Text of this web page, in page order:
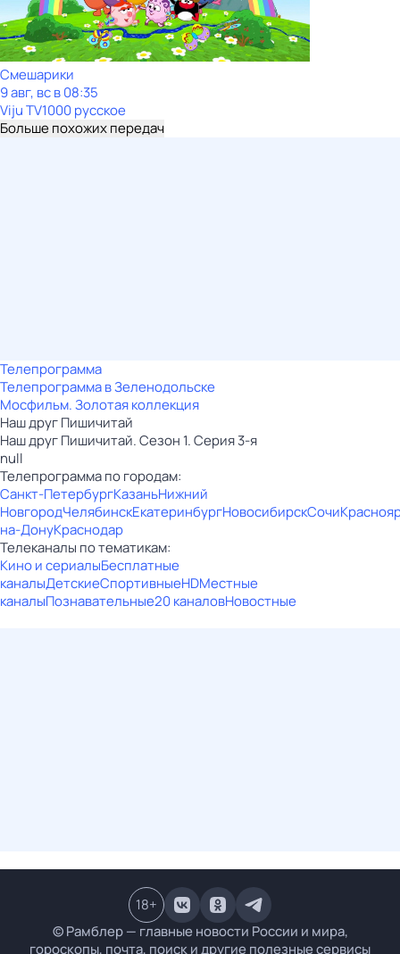
Смешарики
9 авг, вс в 08:35
Viju TV1000 русское
Больше похожих передач
Телепрограмма
Телепрограмма в Зеленодольске
Мосфильм. Золотая коллекция
Наш друг Пишичитай
Наш друг Пишичитай. Сезон 1. Серия 3-я
null
Телепрограмма по городам:
Санкт-ПетербургКазаньНижний
НовгородЧелябинскЕкатеринбургНовосибирскСочи
на-ДонуКраснодар
Телеканалы по тематикам:
Кино и сериалыБесплатные
каналыДетскиеСпортивныеHDМестные
каналыПознавательные20 каналовНовостные
© Рамблер — главные новости России и мира,
гороскопы, почта, поиск и другие полезные сервисы
18+